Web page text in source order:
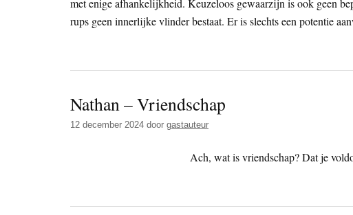
met enige afhankelijkheid. Keuzeloos gewaarzijn is ook geen
rups geen innerlijke vlinder bestaat. Er is slechts een potentie
Nathan – Vriendschap
12 december 2024 door gastauteur
Ach, wat is vriendschap? Dat je